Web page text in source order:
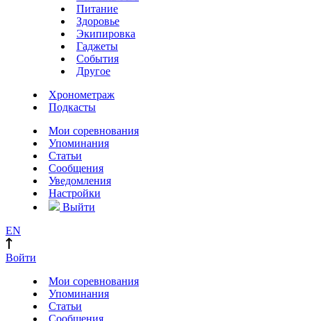
Питание
Здоровье
Экипировка
Гаджеты
События
Другое
Хронометраж
Подкасты
Мои соревнования
Упоминания
Статьи
Сообщения
Уведомления
Настройки
Выйти
EN
Войти
Мои соревнования
Упоминания
Статьи